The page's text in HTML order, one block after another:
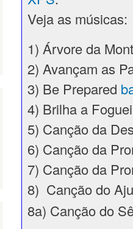
Veja as músicas:
1) Árvore da
2) Avançam as
3) Be Prepared
4) Brilha a
5) Canção da
6) Canção da
7) Canção da
8) Canção do
8a) Canção do